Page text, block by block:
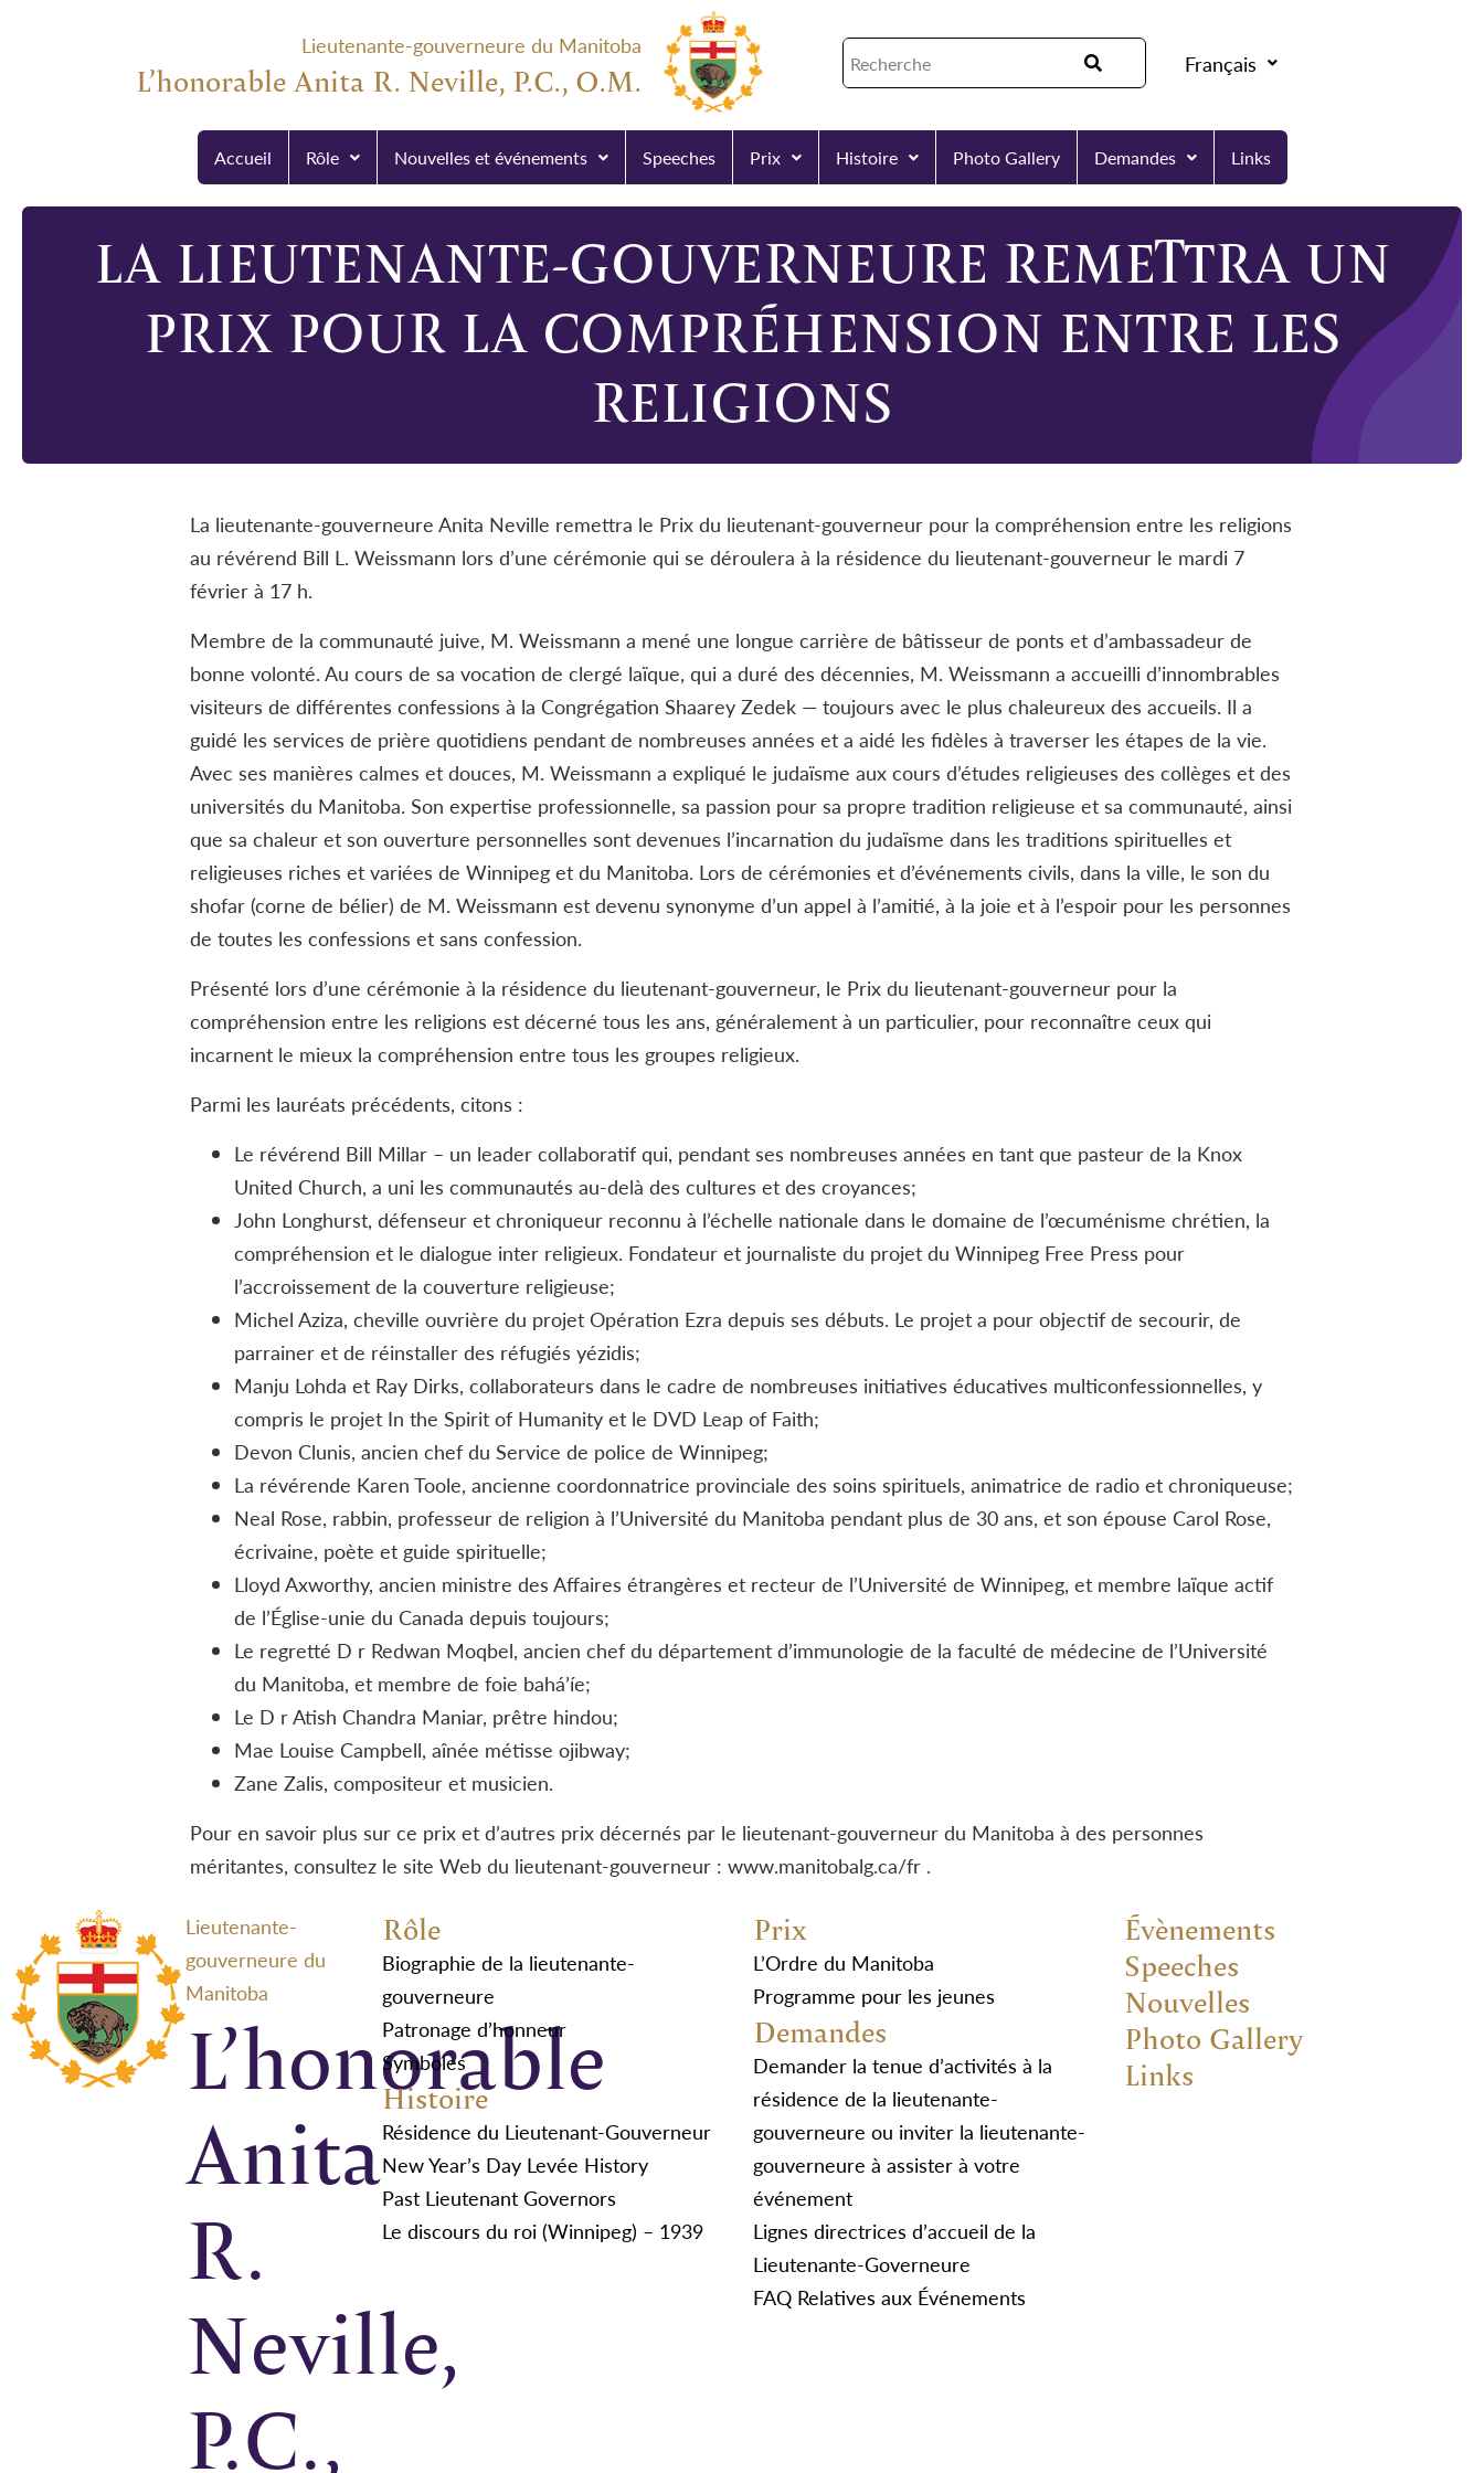
Lieutenante-gouverneure du Manitoba
L’honorable Anita R. Neville, P.C., O.M. Français
Accueil Rôle Nouvelles et événements Speeches Prix Histoire Photo Gallery Demandes Links
LA LIEUTENANTE-GOUVERNEURE REMETTRA UN
PRIX POUR LA COMPRÉHENSION ENTRE LES
RELIGIONS
La lieutenante-gouverneure Anita Neville remettra le Prix du lieutenant-gouverneur pour la compréhension entre les religions
au révérend Bill L. Weissmann lors d’une cérémonie qui se déroulera à la résidence du lieutenant-gouverneur le mardi 7
février à 17 h.
Membre de la communauté juive, M. Weissmann a mené une longue carrière de bâtisseur de ponts et d’ambassadeur de
bonne volonté. Au cours de sa vocation de clergé laïque, qui a duré des décennies, M. Weissmann a accueilli d’innombrables
visiteurs de différentes confessions à la Congrégation Shaarey Zedek — toujours avec le plus chaleureux des accueils. Il a
guidé les services de prière quotidiens pendant de nombreuses années et a aidé les fidèles à traverser les étapes de la vie.
Avec ses manières calmes et douces, M. Weissmann a expliqué le judaïsme aux cours d’études religieuses des collèges et des
universités du Manitoba. Son expertise professionnelle, sa passion pour sa propre tradition religieuse et sa communauté, ainsi
que sa chaleur et son ouverture personnelles sont devenues l’incarnation du judaïsme dans les traditions spirituelles et
religieuses riches et variées de Winnipeg et du Manitoba. Lors de cérémonies et d’événements civils, dans la ville, le son du
shofar (corne de bélier) de M. Weissmann est devenu synonyme d’un appel à l’amitié, à la joie et à l’espoir pour les personnes
de toutes les confessions et sans confession.
Présenté lors d’une cérémonie à la résidence du lieutenant-gouverneur, le Prix du lieutenant-gouverneur pour la
compréhension entre les religions est décerné tous les ans, généralement à un particulier, pour reconnaître ceux qui
incarnent le mieux la compréhension entre tous les groupes religieux.
Parmi les lauréats précédents, citons :
Le révérend Bill Millar – un leader collaboratif qui, pendant ses nombreuses années en tant que pasteur de la Knox
United Church, a uni les communautés au-delà des cultures et des croyances;
John Longhurst, défenseur et chroniqueur reconnu à l’échelle nationale dans le domaine de l’œcuménisme chrétien, la
compréhension et le dialogue inter religieux. Fondateur et journaliste du projet du Winnipeg Free Press pour
l’accroissement de la couverture religieuse;
Michel Aziza, cheville ouvrière du projet Opération Ezra depuis ses débuts. Le projet a pour objectif de secourir, de
parrainer et de réinstaller des réfugiés yézidis;
Manju Lohda et Ray Dirks, collaborateurs dans le cadre de nombreuses initiatives éducatives multiconfessionnelles, y
compris le projet In the Spirit of Humanity et le DVD Leap of Faith;
Devon Clunis, ancien chef du Service de police de Winnipeg;
La révérende Karen Toole, ancienne coordonnatrice provinciale des soins spirituels, animatrice de radio et chroniqueuse;
Neal Rose, rabbin, professeur de religion à l’Université du Manitoba pendant plus de 30 ans, et son épouse Carol Rose,
écrivaine, poète et guide spirituelle;
Lloyd Axworthy, ancien ministre des Affaires étrangères et recteur de l’Université de Winnipeg, et membre laïque actif
de l’Église-unie du Canada depuis toujours;
Le regretté D r Redwan Moqbel, ancien chef du département d’immunologie de la faculté de médecine de l’Université
du Manitoba, et membre de foie bahá’íe;
Le D r Atish Chandra Maniar, prêtre hindou;
Mae Louise Campbell, aînée métisse ojibway;
Zane Zalis, compositeur et musicien.
Pour en savoir plus sur ce prix et d’autres prix décernés par le lieutenant-gouverneur du Manitoba à des personnes
méritantes, consultez le site Web du lieutenant-gouverneur : www.manitobalg.ca/fr .
Lieutenante-
gouverneure du
Manitoba
L’honorable
Anita
R.
Neville,
P.C.,
Rôle
Biographie de la lieutenante-
gouverneure
Patronage d’honneur
Symboles
Histoire
Résidence du Lieutenant-Gouverneur
New Year’s Day Levée History
Past Lieutenant Governors
Le discours du roi (Winnipeg) – 1939
Prix
L’Ordre du Manitoba
Programme pour les jeunes
Demandes
Demander la tenue d’activités à la
résidence de la lieutenante-
gouverneure ou inviter la lieutenante-
gouverneure à assister à votre
événement
Lignes directrices d’accueil de la
Lieutenante-Governeure
FAQ Relatives aux Événements
Évènements
Speeches
Nouvelles
Photo Gallery
Links